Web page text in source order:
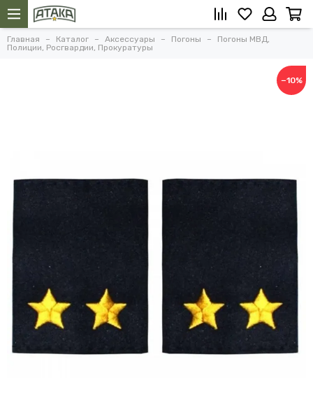
Главная Каталог Аксессуары Погоны
Погоны МВД,
Полиции, Росгвардии, Прокуратуры
−10%